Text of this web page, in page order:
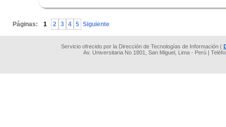
Páginas: 1 2 3 4 5 Siguiente
Servicio ofrecido por la Dirección de Tecnologías de Información (
Av. Universitaria No 1801, San Miguel, Lima - Perú |